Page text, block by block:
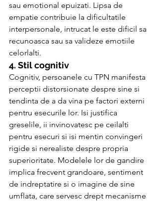
sau emotional epuizati. Lipsa de
empatie contribuie la dificultatile
interpersonale, intrucat le este dificil sa
recunoasca sau sa valideze emotiile
celorlalti.
4. Stil cognitiv
Cognitiv, persoanele cu TPN manifesta
perceptii distorsionate despre sine si
tendinta de a da vina pe factori externi
pentru esecurile lor. Isi justifica
greselile, ii invinovatesc pe ceilalti
pentru esecuri si isi mentin convingeri
rigide si nerealiste despre propria
superioritate. Modelele lor de gandire
implica frecvent grandoare, sentiment
de indreptatire si o imagine de sine
umflata, care servesc drept mecanisme